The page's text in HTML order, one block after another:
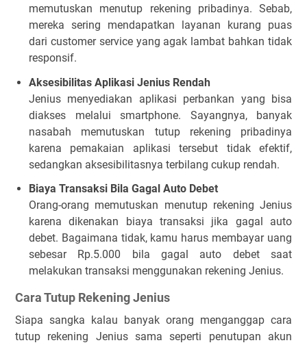
memutuskan menutup rekening pribadinya. Sebab,
mereka sering mendapatkan layanan kurang puas
dari customer service yang agak lambat bahkan tidak
responsif.
Aksesibilitas Aplikasi Jenius Rendah
Jenius menyediakan aplikasi perbankan yang bisa
diakses melalui smartphone. Sayangnya, banyak
nasabah memutuskan tutup rekening pribadinya
karena pemakaian aplikasi tersebut tidak efektif,
sedangkan aksesibilitasnya terbilang cukup rendah.
Biaya Transaksi Bila Gagal Auto Debet
Orang-orang memutuskan menutup rekening Jenius
karena dikenakan biaya transaksi jika gagal auto
debet. Bagaimana tidak, kamu harus membayar uang
sebesar Rp.5.000 bila gagal auto debet saat
melakukan transaksi menggunakan rekening Jenius.
Cara Tutup Rekening Jenius
Siapa sangka kalau banyak orang menganggap cara
tutup rekening Jenius sama seperti penutupan akun